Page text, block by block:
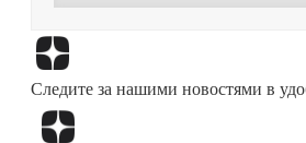
Следите за нашими новостями в